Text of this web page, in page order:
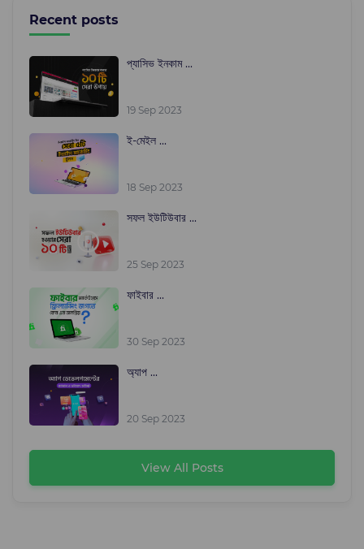
Recent posts
প্যাসিভ ইনকাম ...
19 Sep 2023
ই-মেইল ...
18 Sep 2023
সফল ইউটিউবার ...
25 Sep 2023
ফাইবার ...
30 Sep 2023
অ্যাপ ...
20 Sep 2023
View All Posts